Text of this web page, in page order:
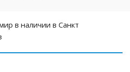
в наличии в Санкт